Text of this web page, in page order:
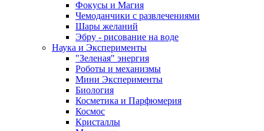
Фокусы и Магия
Чемоданчики с развлечениями
Шары желаний
Эбру - рисование на воде
Наука и Эксперименты
"Зеленая" энергия
Роботы и механизмы
Мини Эксперименты
Биология
Косметика и Парфюмерия
Космос
Кристаллы